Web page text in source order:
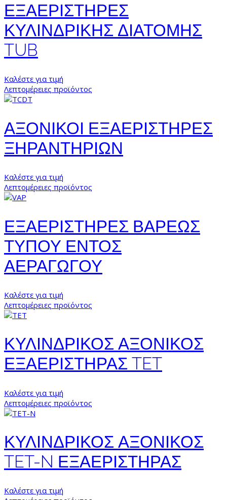
ΕΞΑΕΡΙΣΤΗΡΕΣ
ΚΥΛΙΝΔΡΙΚΗΣ ΔΙΑΤΟΜΗΣ
TUB
Καλέστε για τιμή
Λεπτομέρειες προϊόντος
ΑΞΟΝΙΚΟΙ ΕΞΑΕΡΙΣΤΗΡΕΣ
ΞΗΡΑΝΤΗΡΙΩΝ
Καλέστε για τιμή
Λεπτομέρειες προϊόντος
ΕΞΑΕΡΙΣΤΗΡΕΣ ΒΑΡΕΩΣ
ΤΥΠΟΥ ΕΝΤΟΣ
ΑΕΡΑΓΩΓΟΥ
Καλέστε για τιμή
Λεπτομέρειες προϊόντος
ΚΥΛΙΝΔΡΙΚΟΣ ΑΞΟΝΙΚΟΣ
ΕΞΑΕΡΙΣΤΗΡΑΣ TET
Καλέστε για τιμή
Λεπτομέρειες προϊόντος
ΚΥΛΙΝΔΡΙΚΟΣ ΑΞΟΝΙΚΟΣ
TET-N ΕΞΑΕΡΙΣΤΗΡΑΣ
Καλέστε για τιμή